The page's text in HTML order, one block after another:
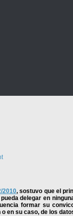
2010, sostuvo que el
delegar en
formar su
en su caso, de los